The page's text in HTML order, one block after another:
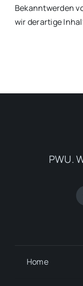
Bekanntwerden
wir derartige
PWU.
Home